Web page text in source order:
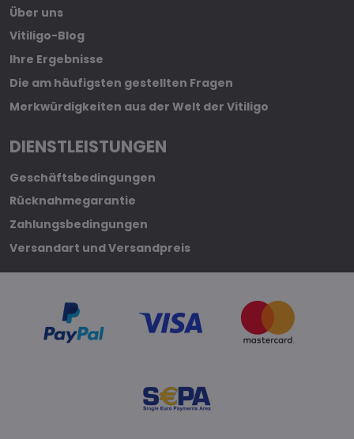
Über uns
Vitiligo-Blog
Ihre Ergebnisse
Die am häufigsten gestellten Fragen
Merkwürdigkeiten aus der Welt der Vitiligo
DIENSTLEISTUNGEN
Geschäftsbedingungen
Rücknahmegarantie
Zahlungsbedingungen
Versandart und Versandpreis